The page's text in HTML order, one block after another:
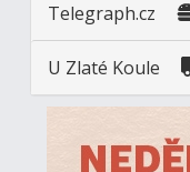
Telegraph.cz
U Zlaté Koule